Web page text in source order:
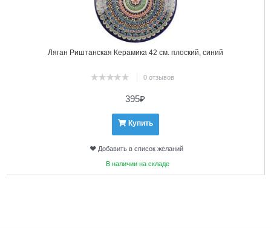
Ляган Риштанская Керамика 42 см. плоский, синий
0 отзывов
395₽
Купить
Добавить в список желаний
В наличии на складе